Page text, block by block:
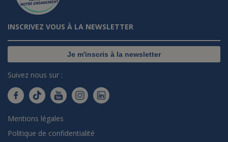
INSCRIVEZ VOUS À LA NEWSLETTER
Je m'inscris à la newsletter
Suivez nous sur :
Mentions légales
Politique de confidentialité